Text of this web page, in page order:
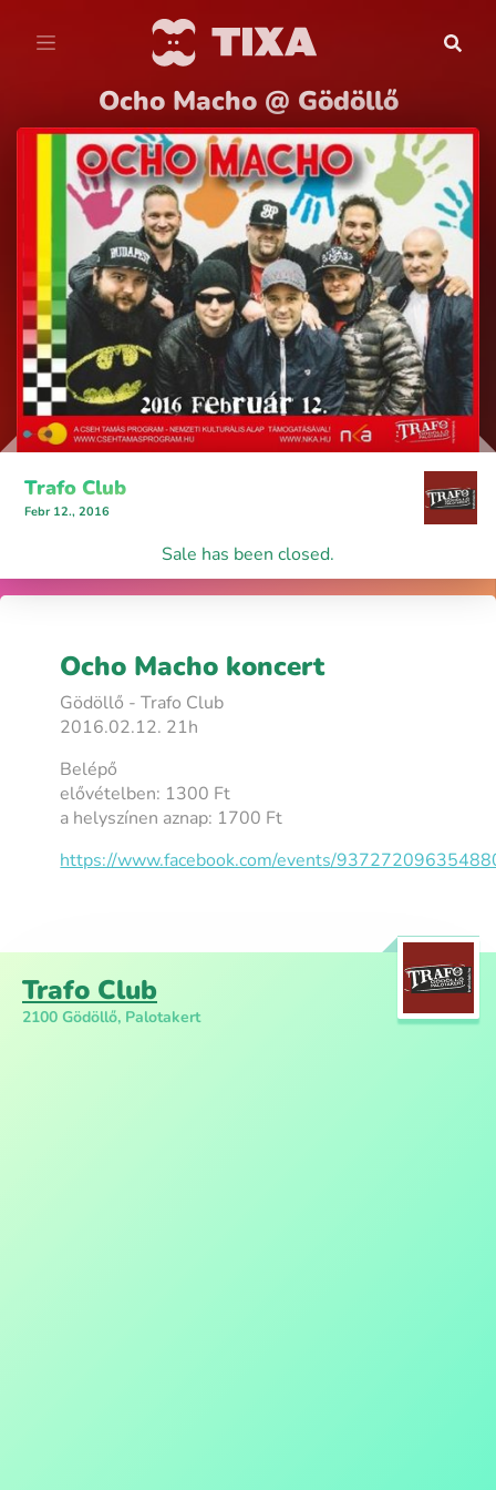
Ocho Macho @ Gödöllő
Trafo Club
Febr 12., 2016
Sale has been closed.
Ocho Macho koncert
Gödöllő - Trafo Club
2016.02.12. 21h
Belépő
elővételben: 1300 Ft
a helyszínen aznap: 1700 Ft
https://www.facebook.com/events/
Trafo Club
2100 Gödöllő, Palotakert